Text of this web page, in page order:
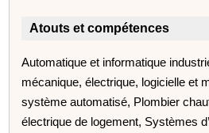
Atouts et compétences
Automatique et informatique
mécanique, électrique, logicielle et
système automatisé, Plombier
électrique de logement, Systèmes